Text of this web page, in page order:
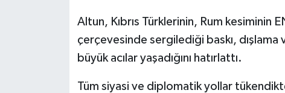
Altun, Kıbrıs Türklerinin, Rum kesiminin
çerçevesinde sergilediği baskı, dışlama
büyük acılar yaşadığını hatırlattı.
Tüm siyasi ve diplomatik yollar